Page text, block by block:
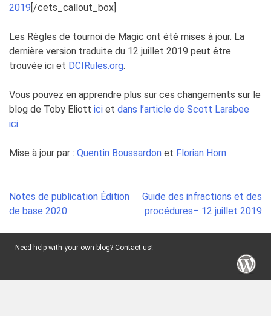
2019 [/cets_callout_box]
Les Règles de tournoi de Magic ont été mises à jour. La
dernière version traduite du 12 juillet 2019 peut être
trouvée ici et DCIRules.org.
Vous pouvez en apprendre plus sur ces changements sur le
blog de Toby Eliott ici et dans l’article de Scott Larabee
ici.
Mise à jour par : Quentin Boussardon et Florian Horn
Post
navigation
Notes de publication Édition
de base 2020
Guide des infractions et des
procédures– 12 juillet 2019
Need help with your own blog? Contact us!